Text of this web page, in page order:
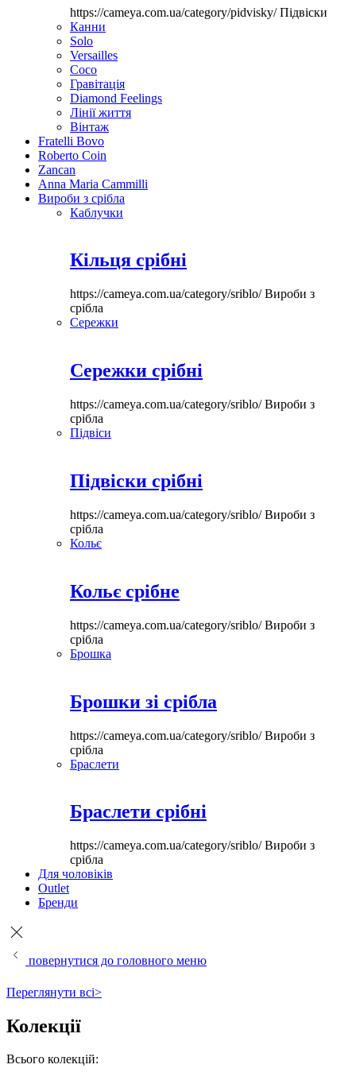
https://cameya.com.ua/category/pidvisky/Підвіски
Канни
Solo
Versailles
Coco
Гравітація
Diamond Feelings
Лінії життя
Вінтаж
Fratelli Bovo
Roberto Coin
Zancan
Anna Maria Cammilli
Вироби з срібла
Каблучки
Кільця срібні
https://cameya.com.ua/category/sriblo/Вироби з
срібла
Сережки
Сережки срібні
https://cameya.com.ua/category/sriblo/Вироби з
срібла
Підвіси
Підвіски срібні
https://cameya.com.ua/category/sriblo/Вироби з
срібла
Кольє
Кольє срібне
https://cameya.com.ua/category/sriblo/Вироби з
срібла
Брошка
Брошки зі срібла
https://cameya.com.ua/category/sriblo/Вироби з
срібла
Браслети
Браслети срібні
https://cameya.com.ua/category/sriblo/Вироби з
срібла
Для чоловіків
Outlet
Бренди
повернутися до головного меню
Переглянути всі>
Колекції
Всього колекцій: